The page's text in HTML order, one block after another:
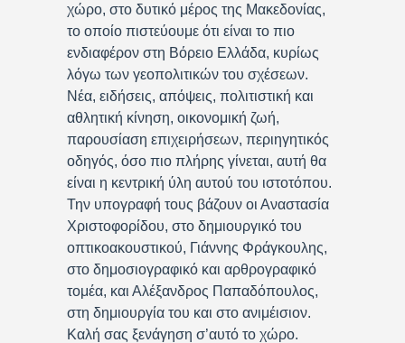
χώρο, στο δυτικό μέρος της Μακεδονίας,
το οποίο πιστεύουμε ότι είναι το πιο
ενδιαφέρον στη Βόρειο Ελλάδα, κυρίως
λόγω των γεοπολιτικών του σχέσεων.
Νέα, ειδήσεις, απόψεις, πολιτιστική και
αθλητική κίνηση, οικονομική ζωή,
παρουσίαση επιχειρήσεων, περιηγητικός
οδηγός, όσο πιο πλήρης γίνεται, αυτή θα
είναι η κεντρική ύλη αυτού του ιστοτόπου.
Την υπογραφή τους βάζουν οι Αναστασία
Χριστοφορίδου, στο δημιουργικό του
οπτικοακουστικού, Γιάννης Φράγκουλης,
στο δημοσιογραφικό και αρθρογραφικό
τομέα, και Αλέξανδρος Παπαδόπουλος,
στη δημιουργία του και στο ανιμέισιον.
Καλή σας ξενάγηση σ’αυτό το χώρο.